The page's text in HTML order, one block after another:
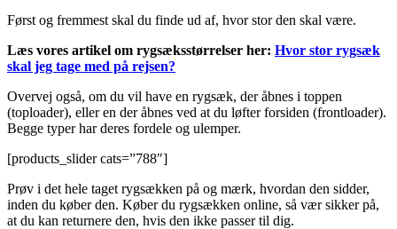
Først og fremmest skal du finde ud af, hvor stor den skal være.
Læs vores artikel om rygsæksstørrelser her: Hvor stor rygsæk
skal jeg tage med på rejsen?
Overvej også, om du vil have en rygsæk, der åbnes i toppen
(toploader), eller en der åbnes ved at du løfter forsiden (frontloader).
Begge typer har deres fordele og ulemper.
[products_slider cats=”788″]
Prøv i det hele taget rygsækken på og mærk, hvordan den sidder,
inden du køber den. Køber du rygsækken online, så vær sikker på,
at du kan returnere den, hvis den ikke passer til dig.